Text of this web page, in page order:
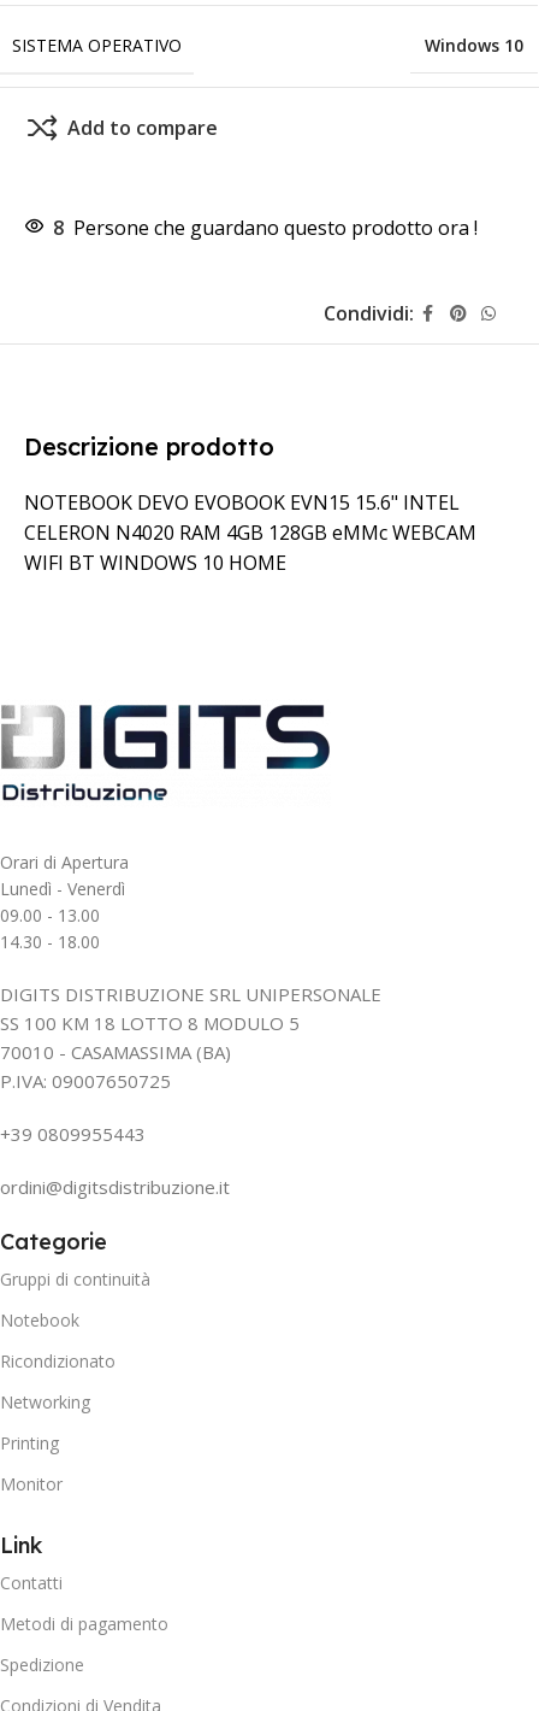
SISTEMA OPERATIVO Windows 10
Add to compare
8 Persone che guardano questo prodotto ora !
Condividi:
Descrizione prodotto
NOTEBOOK DEVO EVOBOOK EVN15 15.6" INTEL
CELERON N4020 RAM 4GB 128GB eMMc WEBCAM
WIFI BT WINDOWS 10 HOME
Orari di Apertura
Lunedì - Venerdì
09.00 - 13.00
14.30 - 18.00
DIGITS DISTRIBUZIONE SRL UNIPERSONALE
SS 100 KM 18 LOTTO 8 MODULO 5
70010 - CASAMASSIMA (BA)
P.IVA: 09007650725
+39 0809955443
ordini@digitsdistribuzione.it
Categorie
Gruppi di continuità
Notebook
Ricondizionato
Networking
Printing
Monitor
Link
Contatti
Metodi di pagamento
Spedizione
Condizioni di Vendita